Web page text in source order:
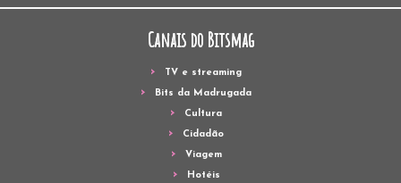
Canais do Bitsmag
TV e streaming
Bits da Madrugada
Cultura
Cidadão
Viagem
Hotéis